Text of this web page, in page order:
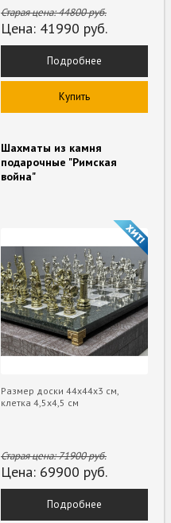
Старая цена:44800руб.
Цена: 41990 руб.
Подробнее
Купить
Шахматы из камня
подарочные "Римская
война"
Размер доски 44х44х3 см,
клетка 4,5х4,5 см
Старая цена:71900руб.
Цена: 69900 руб.
Подробнее